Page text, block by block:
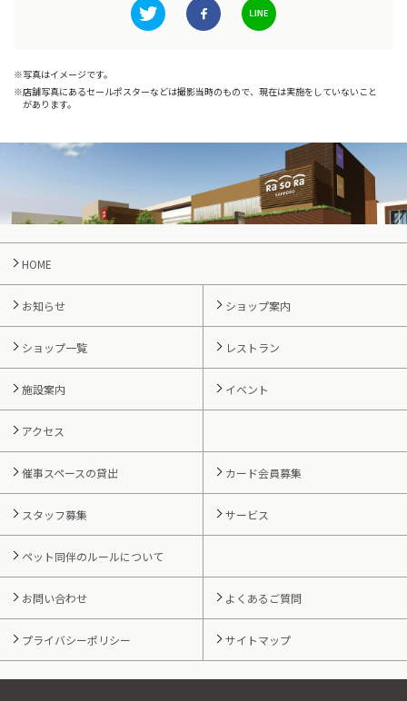
写真はイメージです。
店舗写真にあるセールポスターなどは撮影当時のもので、現在は実施をしていないこと
があります。
HOME
お知らせ ショップ案内
ショップ一覧 レストラン
施設案内 イベント
アクセス
催事スペースの貸出 カード会員募集
スタッフ募集 サービス
ペット同伴のルールについて
お問い合わせ よくあるご質問
プライバシーポリシー サイトマップ